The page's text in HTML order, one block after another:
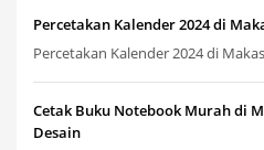
Percetakan Kalender 2024 di
Percetakan Kalender 2024 di
Cetak Buku Notebook Murah di
Desain